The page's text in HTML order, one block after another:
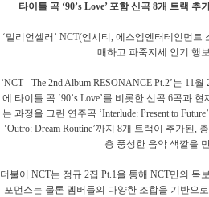
타이틀 곡 ‘90’s Love’ 포함 신곡 8개 트랙
‘밀리언셀러’ NCT(엔시티, 에스엠엔터테인먼트
매하고 파죽지세 인기 행
‘NCT - The 2nd Album RESONANCE Pt.2’는 11
에 타이틀 곡 ‘90’s Love’를 비롯한 신곡 6곡과
는 과정을 그린 연주곡 ‘Interlude: Present to
‘Outro: Dream Routine’까지 8개 트랙이 추가된,
층 풍성한 음악 색깔을
더불어 NCT는 정규 2집 Pt.1을 통해 NCT만의 독
포먼스는 물론 멤버들의 다양한 조합을 기반으